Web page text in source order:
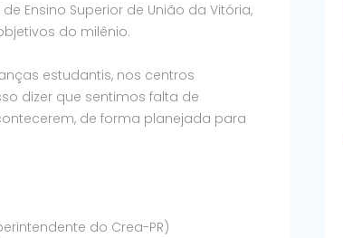
Ensino Superior de União da Vitória,
do milênio.
estudantis, nos centros
dizer que sentimos falta de
de forma planejada para
do Crea-PR)